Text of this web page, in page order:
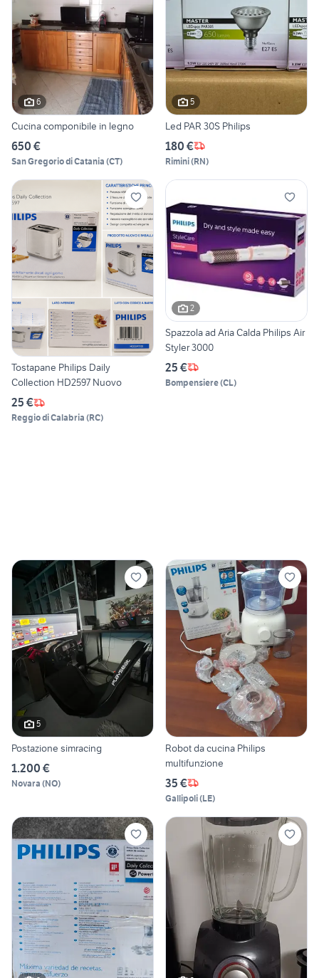
6
Cucina componibile in legno
650 €
San Gregorio di Catania (CT)
5
Led PAR 30S Philips
180 €
Rimini(RN)
Tostapane Philips Daily
Collection HD2597 Nuovo
25 €
Reggio di Calabria (RC)
2
Spazzola ad Aria Calda Philips Air
Styler 3000
25 €
Bompensiere(CL)
5
Postazione simracing
1.200 €
Novara (NO)
Robot da cucina Philips
multifunzione
35 €
Gallipoli(LE)